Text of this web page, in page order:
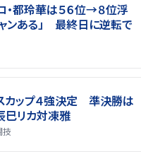
・都玲華は５６位→８位浮
ンある」 最終日に逆転で
カップ４強決定 準決勝は
巳リカ対凍雅
技